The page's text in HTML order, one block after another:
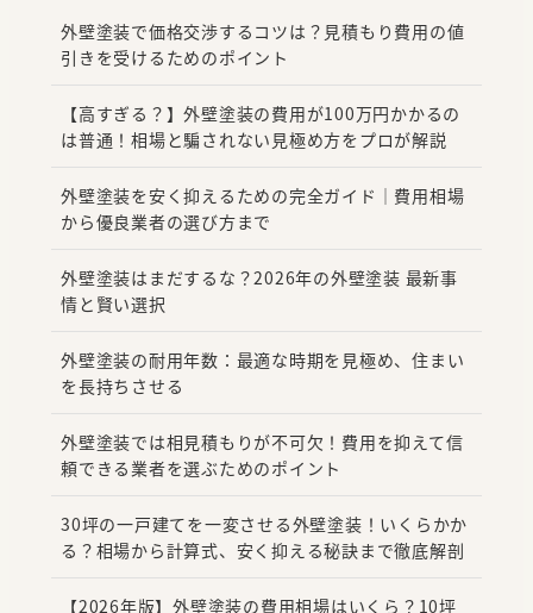
外壁塗装で価格交渉するコツは？見積もり費用の値
引きを受けるためのポイント
【高すぎる？】外壁塗装の費用が100万円かかるの
は普通！相場と騙されない見極め方をプロが解説
外壁塗装を安く抑えるための完全ガイド｜費用相場
から優良業者の選び方まで
外壁塗装はまだするな？2026年の外壁塗装 最新事
情と賢い選択
外壁塗装の耐用年数：最適な時期を見極め、住まい
を長持ちさせる
外壁塗装では相見積もりが不可欠！費用を抑えて信
頼できる業者を選ぶためのポイント
30坪の一戸建てを一変させる外壁塗装！いくらかか
る？相場から計算式、安く抑える秘訣まで徹底解剖
【2026年版】外壁塗装の費用相場はいくら？10坪